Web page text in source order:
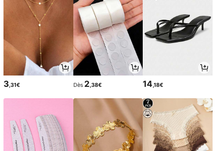
3 ,31€ Dès 2 ,38€ 14 ,18€